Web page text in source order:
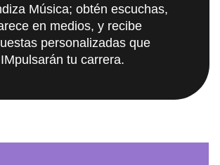
Música; obtén escuchas,
en medios, y recibe
personalizadas que
IMpulsarán tu carrera.